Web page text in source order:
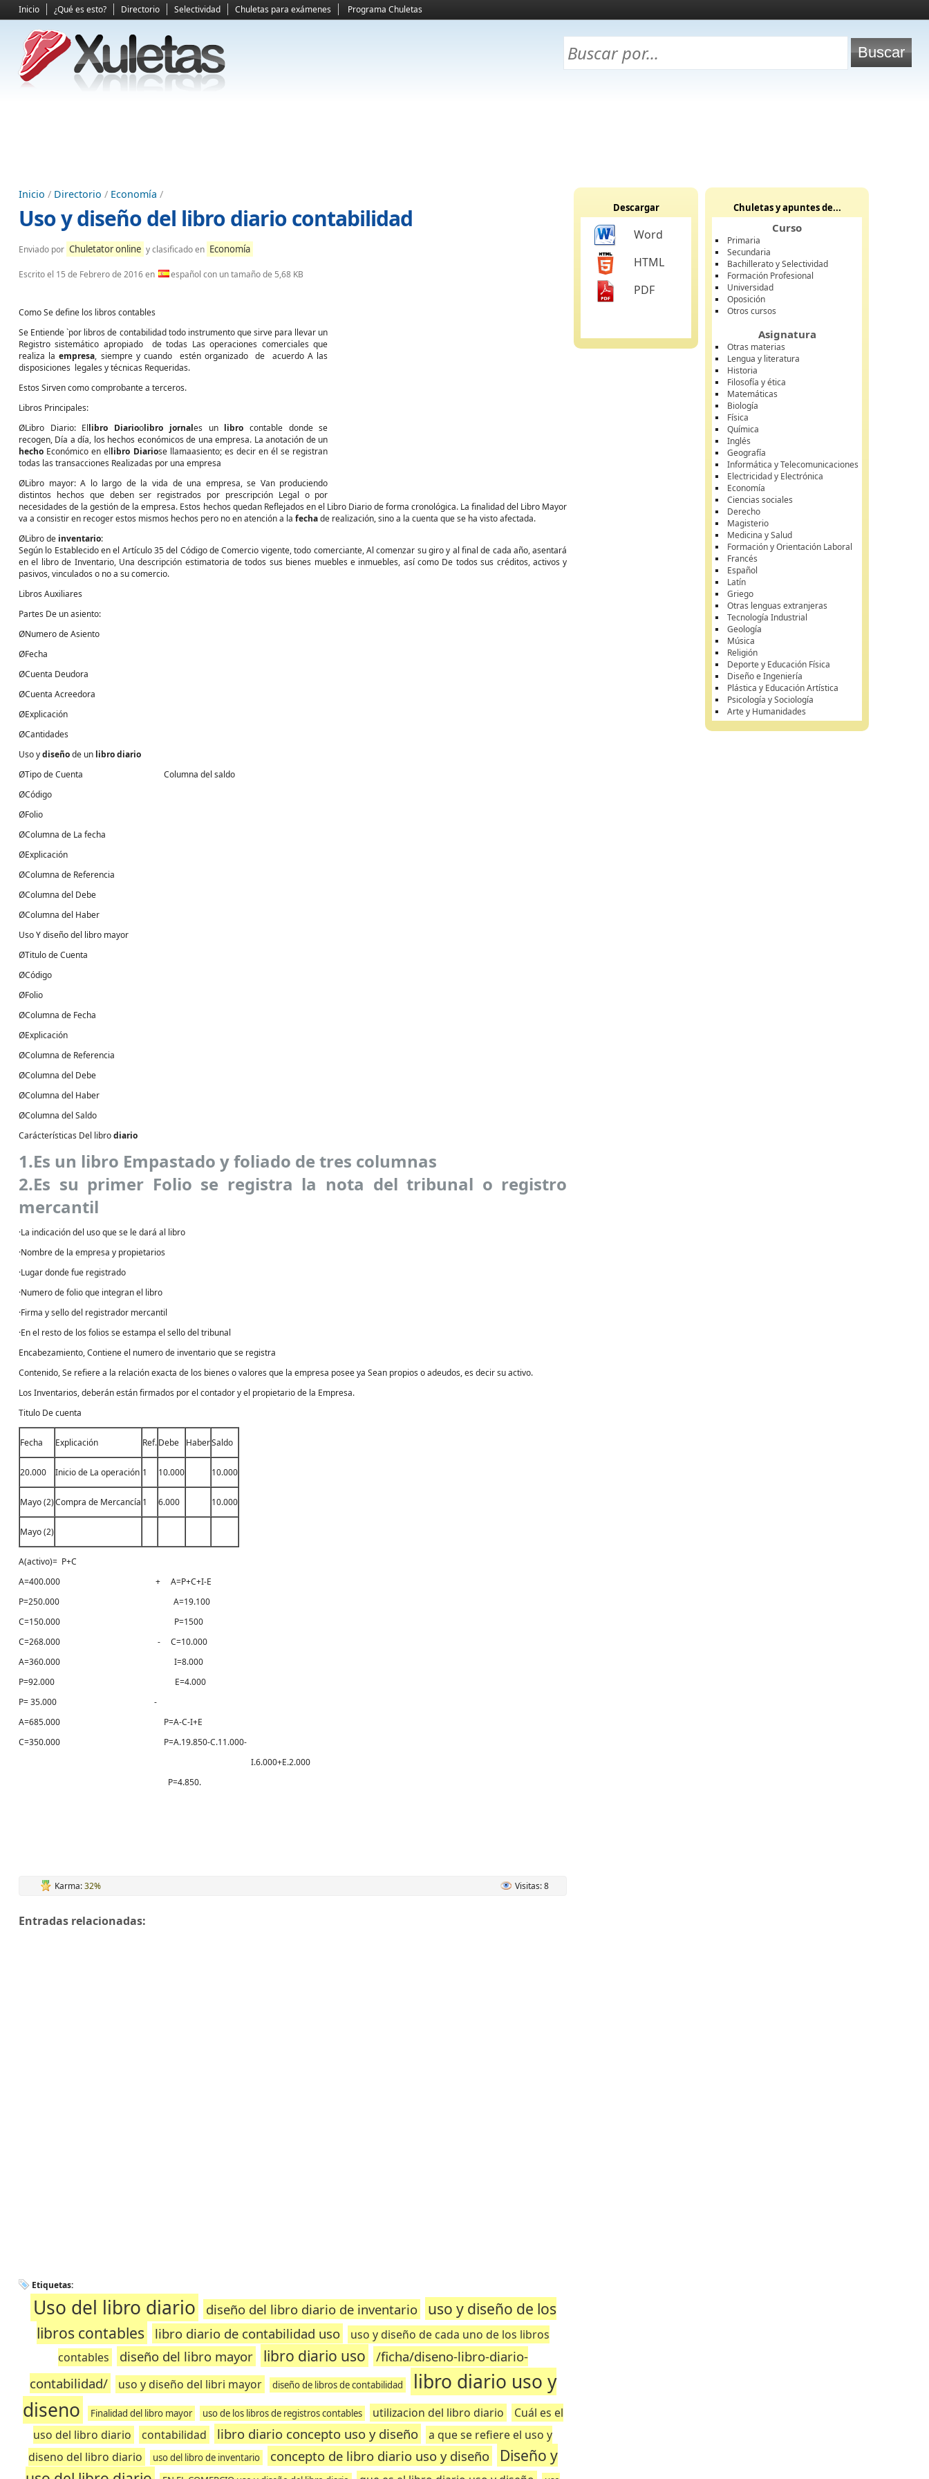
Inicio ¿Qué es esto? Directorio Selectividad Chuletas para exámenes Programa Chuletas
Inicio / Directorio / Economía /
Uso y diseño del libro diario contabilidad
Enviado por Chuletator online y clasificado en Economía
Escrito el 15 de Febrero de 2016en español con un tamaño de 5,68 KB
Como Se define los libros contables
Se Entiende `por libros de contabilidad todo instrumento que sirve para llevar un
Registro sistemático apropiado de todas Las operaciones comerciales que
realiza laempresa, siempre y cuando estén organizado de acuerdo A las
disposiciones legales y técnicas Requeridas.
Estos Sirven como comprobante a terceros.
Libros Principales:
ØLibro Diario: Ellibro Diarioolibro jornales un libro contable donde se
recogen, Día a día, los hechos económicos de una empresa. La anotación de un
hecho Económico en ellibro Diariose llamaasiento; es decir en él se registran
todas las transacciones Realizadas por una empresa
ØLibro mayor: A lo largo de la vida de una empresa, se Van produciendo
distintos hechos que deben ser registrados por prescripción Legal o por
necesidades de la gestión de la empresa. Estos hechos quedan Reflejados en el Libro Diario de forma cronológica. La finalidad del Libro Mayor
va a consistir en recoger estos mismos hechos pero no en atención a la fechade realización, sino a la cuenta que se ha visto afectada.
ØLibro de inventario:
Según lo Establecido en el Artículo 35 del Código de Comercio vigente, todo comerciante, Al comenzar su giro y al final de cada año, asentará
en el libro de Inventario, Una descripción estimatoria de todos sus bienes muebles e inmuebles, así como De todos sus créditos, activos y
pasivos, vinculados o no a su comercio.
Libros Auxiliares
Partes De un asiento:
ØNumero de Asiento
ØFecha
ØCuenta Deudora
ØCuenta Acreedora
ØExplicación
ØCantidades
Uso ydiseñode un libro diario
ØTipo de Cuenta Columna del saldo
ØCódigo
ØFolio
ØColumna de La fecha
ØExplicación
ØColumna de Referencia
ØColumna del Debe
ØColumna del Haber
Uso Y diseño del libro mayor
ØTitulo de Cuenta
ØCódigo
ØFolio
ØColumna de Fecha
ØExplicación
ØColumna de Referencia
ØColumna del Debe
ØColumna del Haber
ØColumna del Saldo
Carácterísticas Del librodiario
1.Es un libro Empastado y foliado de tres columnas
2.Es su primer Folio se registra la nota del tribunal o registro
mercantil
·La indicación del uso que se le dará al libro
·Nombre de la empresa y propietarios
·Lugar donde fue registrado
·Numero de folio que integran el libro
·Firma y sello del registrador mercantil
·En el resto de los folios se estampa el sello del tribunal
Encabezamiento, Contiene el numero de inventario que se registra
Contenido, Se refiere a la relación exacta de los bienes o valores que la empresa posee ya Sean propios o adeudos, es decir su activo.
Los Inventarios, deberán están firmados por el contador y el propietario de la Empresa.
Titulo De cuenta
Fecha Explicación Ref.Debe HaberSaldo
20.000 Inicio de La operación 1 10.000 10.000
Mayo (2)Compra de Mercancía 1 6.000 10.000
Mayo (2)
A(activo)= P+C
A=400.000 + A=P+C+I-E
P=250.000 A=19.100
C=150.000 P=1500
C=268.000 - C=10.000
A=360.000 I=8.000
P=92.000 E=4.000
P= 35.000 -
A=685.000 P=A-C-I+E
C=350.000 P=A.19.850-C.11.000-
I.6.000+E.2.000
P=4.850.
Karma:32% Visitas: 8
Entradas relacionadas:
Etiquetas:
Uso del libro diario diseño del libro diario de inventario
uso y diseño de los
libros contables
libro diario de contabilidad uso
uso y diseño de cada uno de los libros
contables
diseño del libro mayor libro diario uso
/ficha/diseno-libro-diario-
contabilidad/
uso y diseño del libri mayor diseño de libros de contabilidad
libro diario uso y
diseno
Finalidad del libro mayor uso de los libros de registros contables utilizacion del libro diario
Cuál es el
uso del libro diario
contabilidad libro diario concepto uso y diseño
a que se refiere el uso y
diseno del libro diario
uso del libro de inventario concepto de libro diario uso y diseño
Diseño y
Descargar
Word
HTML
PDF
Chuletas y apuntes de...
Curso
Primaria
Secundaria
Bachillerato y Selectividad
Formación Profesional
Universidad
Oposición
Otros cursos
Asignatura
Otras materias
Lengua y literatura
Historia
Filosofía y ética
Matemáticas
Biología
Física
Química
Inglés
Geografía
Informática y Telecomunicaciones
Electricidad y Electrónica
Economía
Ciencias sociales
Derecho
Magisterio
Medicina y Salud
Formación y Orientación Laboral
Francés
Español
Latín
Griego
Otras lenguas extranjeras
Tecnología Industrial
Geología
Música
Religión
Deporte y Educación Física
Diseño e Ingeniería
Plástica y Educación Artística
Psicología y Sociología
Arte y Humanidades